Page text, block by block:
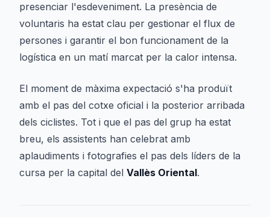
presenciar l'esdeveniment. La presència de
voluntaris ha estat clau per gestionar el flux de
persones i garantir el bon funcionament de la
logística en un matí marcat per la calor intensa.
El moment de màxima expectació s'ha produït
amb el pas del cotxe oficial i la posterior arribada
dels ciclistes. Tot i que el pas del grup ha estat
breu, els assistents han celebrat amb
aplaudiments i fotografies el pas dels líders de la
cursa per la capital del Vallès Oriental.